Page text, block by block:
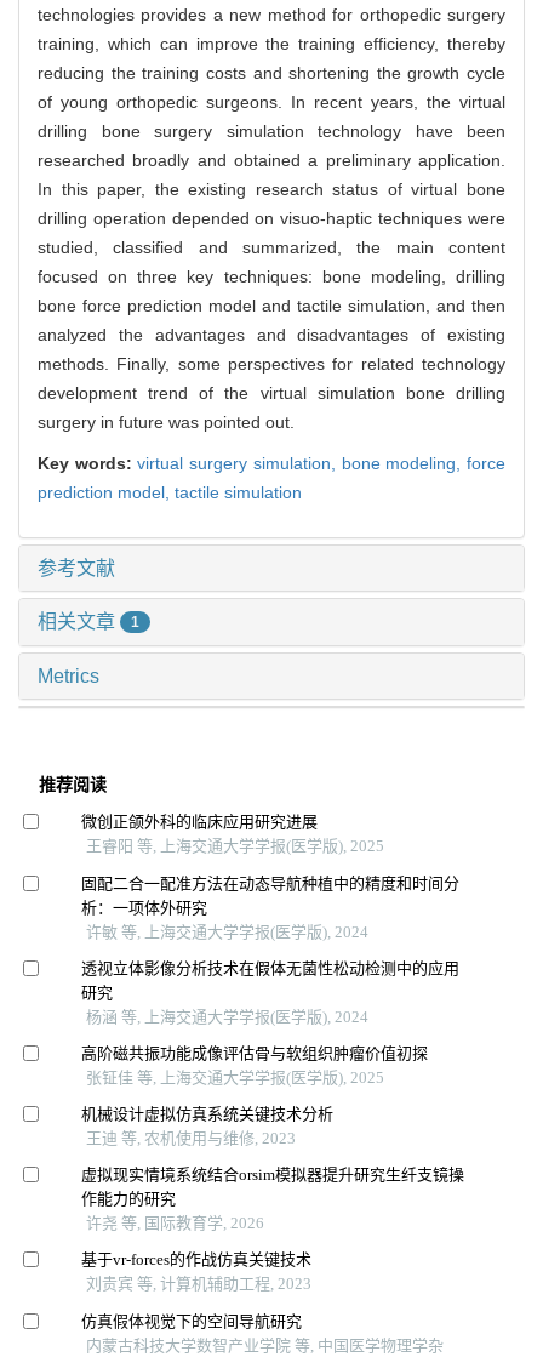
technologies provides a new method for orthopedic surgery
training, which can improve the training efficiency, thereby
reducing the training costs and shortening the growth cycle
of young orthopedic surgeons. In recent years, the virtual
drilling bone surgery simulation technology have been
researched broadly and obtained a preliminary application.
In this paper, the existing research status of virtual bone
drilling operation depended on visuo-haptic techniques were
studied, classified and summarized, the main content
focused on three key techniques: bone modeling, drilling
bone force prediction model and tactile simulation, and then
analyzed the advantages and disadvantages of existing
methods. Finally, some perspectives for related technology
development trend of the virtual simulation bone drilling
surgery in future was pointed out.
Key words:virtual surgery simulation, bone modeling,force
prediction model, tactile simulation
参考文献
相关文章 1
Metrics
推荐阅读
微创正颌外科的临床应用研究进展
王睿阳 等, 上海交通大学学报(医学版), 2025
固配二合一配准方法在动态导航种植中的精度和时间分
析：一项体外研究
许敏 等, 上海交通大学学报(医学版), 2024
透视立体影像分析技术在假体无菌性松动检测中的应用
研究
杨涵 等, 上海交通大学学报(医学版), 2024
高阶磁共振功能成像评估骨与软组织肿瘤价值初探
张钲佳 等, 上海交通大学学报(医学版), 2025
机械设计虚拟仿真系统关键技术分析
王迪 等, 农机使用与维修, 2023
虚拟现实情境系统结合orsim模拟器提升研究生纤支镜操
作能力的研究
许尧 等, 国际教育学, 2026
基于vr-forces的作战仿真关键技术
刘贵宾 等, 计算机辅助工程, 2023
仿真假体视觉下的空间导航研究
内蒙古科技大学数智产业学院 等, 中国医学物理学杂